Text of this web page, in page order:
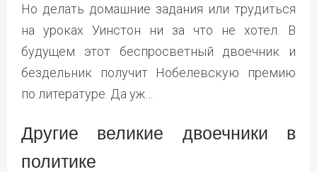
Но делать домашние задания или трудиться
на уроках Уинстон ни за что не хотел. В
будущем этот беспросветный двоечник и
бездельник получит Нобелевскую премию
по литературе. Да уж…
Другие великие двоечники в
политике